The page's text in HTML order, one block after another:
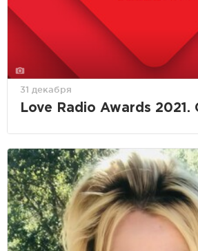
31 декабря
Love Radio Awards 2021.